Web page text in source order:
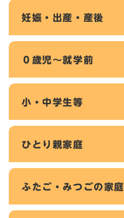
妊娠・出産・産後
０歳児～就学前
小・中学生等
ひとり親家庭
ふたご・みつごの家庭